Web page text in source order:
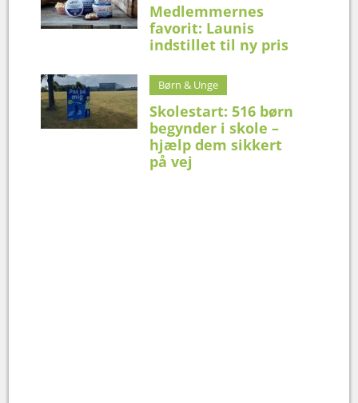
Medlemmernes
favorit: Launis
indstillet til ny pris
Børn & Unge
Skolestart: 516 børn
begynder i skole –
hjælp dem sikkert
på vej